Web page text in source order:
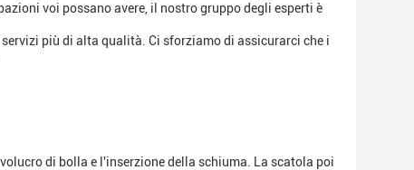
voi possano avere, il nostro gruppo degli esperti è
più di alta qualità. Ci sforziamo di assicurarci che i
di bolla e l'inserzione della schiuma. La scatola poi